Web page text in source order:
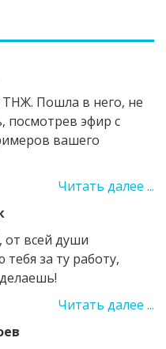
Пошла в него, не
посмотрев эфир с
вашего
Читать далее ...
всей души
за ту работу,
Читать далее ...